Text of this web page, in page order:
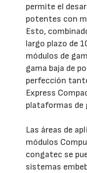
permite el
potentes con
Esto,
largo plazo de
módulos de
gama baja de
perfección
Express
plataformas de
Las áreas de
módulos
congatec se
sistemas